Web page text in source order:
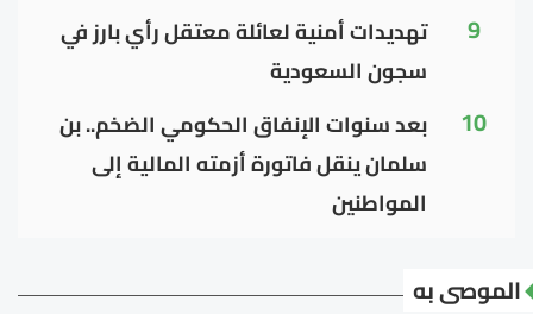
9
تهديدات أمنية لعائلة معتقل رأي بارز في
سجون السعودية
10
بعد سنوات الإنفاق الحكومي الضخم.. بن
سلمان ينقل فاتورة أزمته المالية إلى
المواطنين
الموصى به